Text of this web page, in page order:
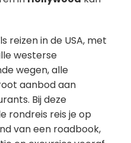
reizen in de USA, met
westerse
wegen, alle
aanbod aan
Bij deze
rondreis reis je op
van een roadbook,